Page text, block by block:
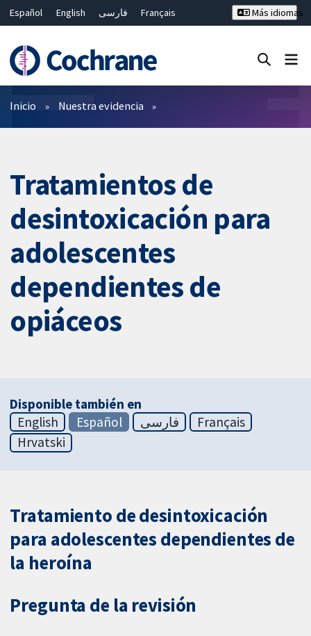
Español English فارسی
Français
Bahasa Malaysia
ไทย 繁體中文
Más idiomas
Filtros
Inicio Nuestra evidencia
Tratamientos de
desintoxicación para
adolescentes
dependientes de
opiáceos
Disponible también en
English
Español فارسی
Français
Hrvatski
Tratamiento de desintoxicación
para adolescentes dependientes de
la heroína
Pregunta de la revisión